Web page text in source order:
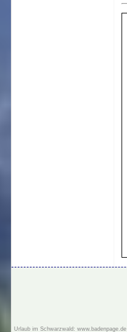
Urlaub im Schwarzwald: www.badenpage.de